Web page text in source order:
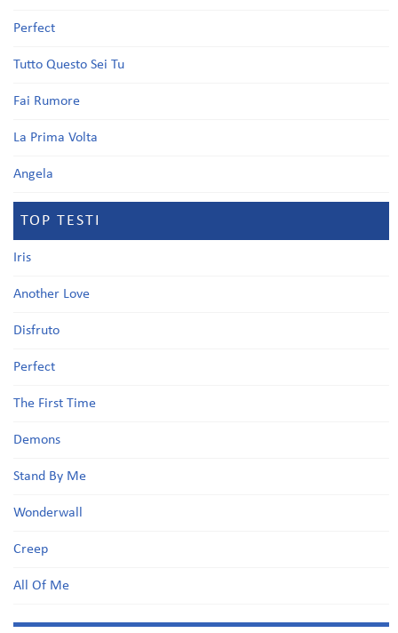
Perfect
Tutto Questo Sei Tu
Fai Rumore
La Prima Volta
Angela
TOP TESTI
Iris
Another Love
Disfruto
Perfect
The First Time
Demons
Stand By Me
Wonderwall
Creep
All Of Me